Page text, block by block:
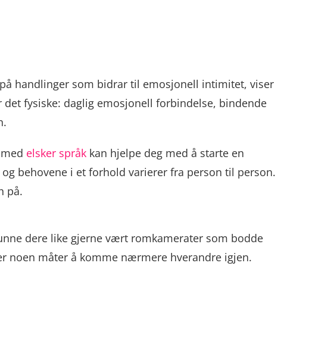
handlinger som bidrar til emosjonell intimitet, viser
fysiske: daglig emosjonell forbindelse, bindende
elsker språk kan hjelpe deg med å starte en
behovene i et forhold varierer fra person til person.
på.
dere like gjerne vært romkamerater som bodde
noen måter å komme nærmere hverandre igjen.